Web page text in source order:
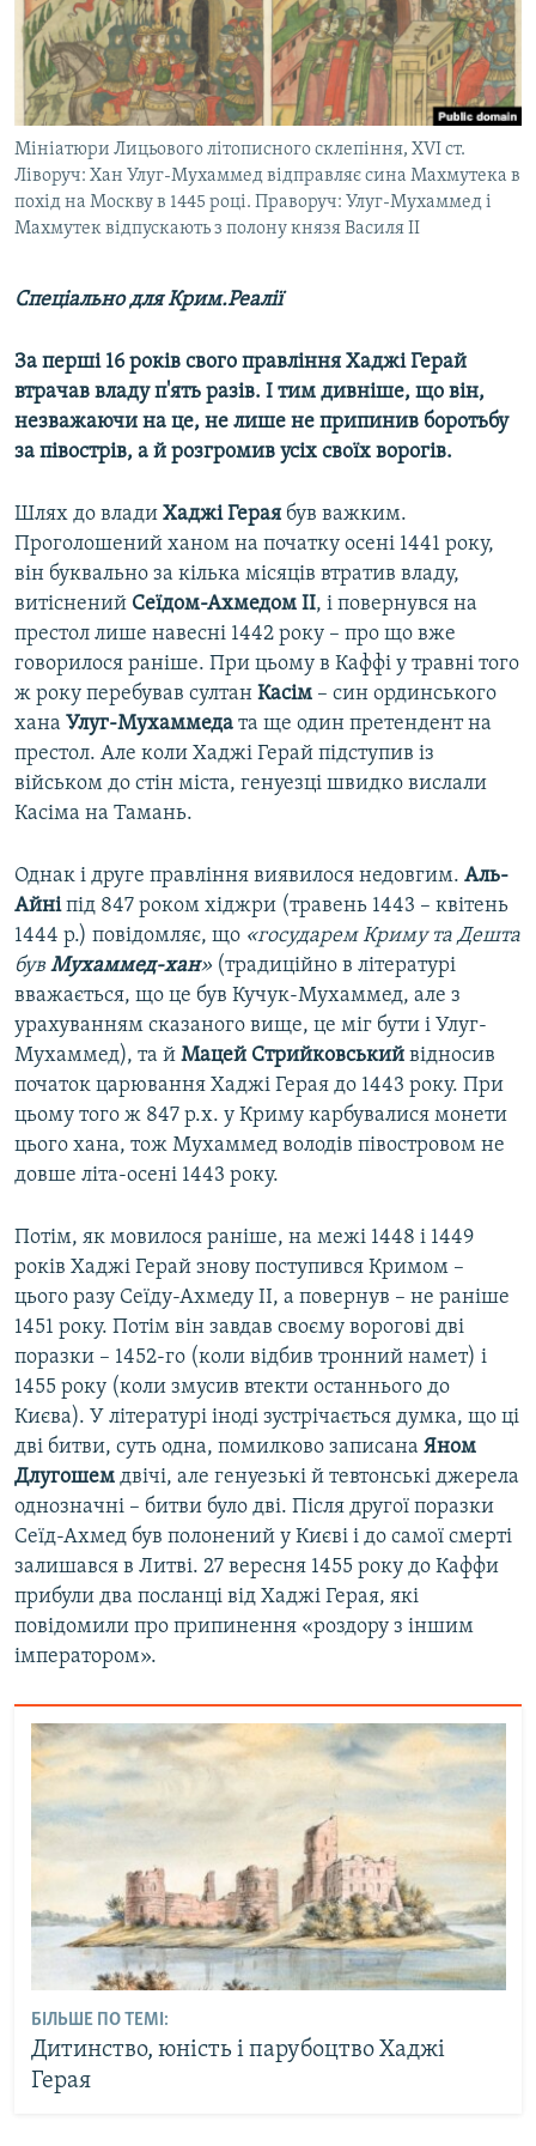
ВІДЕОУРОКИ «ELIFBE»
СВІДЧЕННЯ ОКУПАЦІЇ
УКРАЇНСЬКА ПРОБЛЕМА КРИМУ
ІНФОГРАФІКА
Русский
Qırımtatar
ДОЛУЧАЙСЯ!
Мініатюри Лицьового літописного склепіння, XVI ст.
Ліворуч: Хан Улуг-Мухаммед відправляє сина Махмутека в
похід на Москву в 1445 році. Праворуч: Улуг-Мухаммед і
Махмутек відпускають з полону князя Василя II
Спеціально для Крим.Реалії
За перші 16 років свого правління Хаджі Герай
втрачав владу п'ять разів. І тим дивніше, що він,
незважаючи на це, не лише не припинив боротьбу
за півострів, а й розгромив усіх своїх ворогів.
Шлях до влади Хаджі Герая був важким.
Проголошений ханом на початку осені 1441 року,
він буквально за кілька місяців втратив владу,
витіснений Сеїдом-Ахмедом II, і повернувся на
престол лише навесні 1442 року – про що вже
говорилося раніше. При цьому в Каффі у травні того
ж року перебував султан Касім – син ординського
хана Улуг-Мухаммеда та ще один претендент на
престол. Але коли Хаджі Герай підступив із
військом до стін міста, генуезці швидко вислали
Касіма на Тамань.
Однак і друге правління виявилося недовгим. Аль-
Айніпід 847 роком хіджри (травень 1443 – квітень
1444 р.) повідомляє, що «государем Криму та Дешта
був Мухаммед-хан» (традиційно в літературі
вважається, що це був Кучук-Мухаммед, але з
урахуванням сказаного вище, це міг бути і Улуг-
Мухаммед), та й Мацей Стрийковський відносив
початок царювання Хаджі Герая до 1443 року. При
цьому того ж 847 р.х. у Криму карбувалися монети
цього хана, тож Мухаммед володів півостровом не
довше літа-осені 1443 року.
Потім, як мовилося раніше, на межі 1448 і 1449
років Хаджі Герай знову поступився Кримом –
цього разу Сеїду-Ахмеду II, а повернув – не раніше
1451 року. Потім він завдав своєму ворогові дві
поразки – 1452-го (коли відбив тронний намет) і
1455 року (коли змусив втекти останнього до
Києва). У літературі іноді зустрічається думка, що ці
дві битви, суть одна, помилково записана Яном
Длугошем двічі, але генуезькі й тевтонські джерела
однозначні – битви було дві. Після другої поразки
Сеїд-Ахмед був полонений у Києві і до самої смерті
залишався в Литві. 27 вересня 1455 року до Каффи
прибули два посланці від Хаджі Герая, які
повідомили про припинення «роздору з іншим
імператором».
БІЛЬШЕ ПО ТЕМІ:
Дитинство, юність і парубоцтво Хаджі
Герая